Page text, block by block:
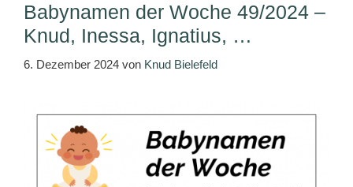
Babynamen der Woche 49/2024 –
Knud, Inessa, Ignatius, …
6. Dezember 2024 von Knud Bielefeld